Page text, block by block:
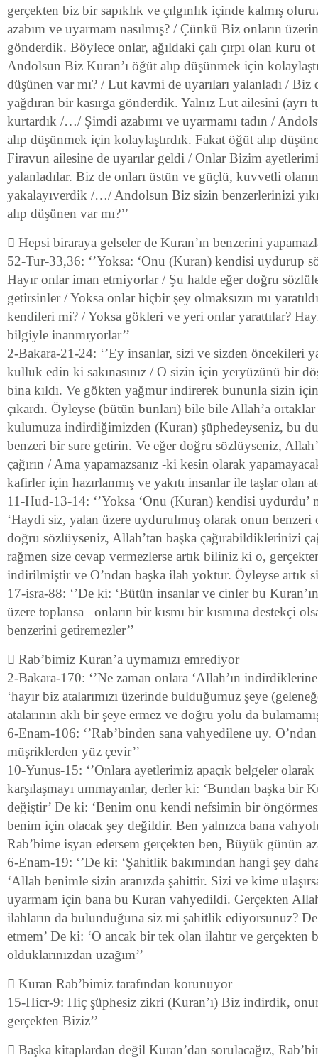
gerçekten biz bir sapıklık ve çılgınlık içinde kalmış
azabım ve uyarmam nasılmış? / Çünkü Biz onların
gönderdik. Böylece onlar, ağıldaki çalı çırpı olan kuru
Andolsun Biz Kuran’ı öğüt alıp düşünmek için
düşünen var mı? / Lut kavmi de uyarıları yalanladı / Biz
yağdıran bir kasırga gönderdik. Yalnız Lut ailesini (ayrı
kurtardık /…/ Şimdi azabımı ve uyarmamı tadın /
alıp düşünmek için kolaylaştırdık. Fakat öğüt alıp
Firavun ailesine de uyarılar geldi / Onlar Bizim
yalanladılar. Biz de onları üstün ve güçlü, kuvvetli
yakalayıverdik /…/ Andolsun Biz sizin benzerlerinizi
alıp düşünen var mı?’’
 Hepsi biraraya gelseler de Kuran’ın benzerini
52-Tur-33,36: ‘’Yoksa: ‘Onu (Kuran) kendisi uydurup
Hayır onlar iman etmiyorlar / Şu halde eğer doğru
getirsinler / Yoksa onlar hiçbir şey olmaksızın mı
kendileri mi? / Yoksa gökleri ve yeri onlar yarattılar?
bilgiyle inanmıyorlar’’
2-Bakara-21-24: ‘’Ey insanlar, sizi ve sizden öncekileri
kulluk edin ki sakınasınız / O sizin için yeryüzünü bir
bina kıldı. Ve gökten yağmur indirerek bununla sizin
çıkardı. Öyleyse (bütün bunları) bile bile Allah’a
kulumuza indirdiğimizden (Kuran) şüphedeyseniz, bu
benzeri bir sure getirin. Ve eğer doğru sözlüyseniz,
çağırın / Ama yapamazsanız -ki kesin olarak
kafirler için hazırlanmış ve yakıtı insanlar ile taşlar olan
11-Hud-13-14: ‘’Yoksa ‘Onu (Kuran) kendisi
‘Haydi siz, yalan üzere uydurulmuş olarak onun benzeri
doğru sözlüyseniz, Allah’tan başka çağırabildiklerinizi
rağmen size cevap vermezlerse artık biliniz ki o,
indirilmiştir ve O’ndan başka ilah yoktur. Öyleyse artık siz
17-isra-88: ‘’De ki: ‘Bütün insanlar ve cinler bu
üzere toplansa –onların bir kısmı bir kısmına destekçi
benzerini getiremezler’’
 Rab’bimiz Kuran’a uymamızı emrediyor
2-Bakara-170: ‘’Ne zaman onlara ‘Allah’ın
‘hayır biz atalarımızı üzerinde bulduğumuz şeye
atalarının aklı bir şeye ermez ve doğru yolu da
6-Enam-106: ‘’Rab’binden sana vahyedilene uy.
müşriklerden yüz çevir’’
10-Yunus-15: ‘’Onlara ayetlerimiz apaçık belgeler
karşılaşmayı ummayanlar, derler ki: ‘Bundan başka bir
değiştir’ De ki: ‘Benim onu kendi nefsimin bir
benim için olacak şey değildir. Ben yalnızca bana
Rab’bime isyan edersem gerçekten ben, Büyük günün
6-Enam-19: ‘’De ki: ‘Şahitlik bakımından hangi şey
‘Allah benimle sizin aranızda şahittir. Sizi ve kime
uyarmam için bana bu Kuran vahyedildi. Gerçekten
ilahların da bulunduğuna siz mi şahitlik ediyorsunuz?
etmem’ De ki: ‘O ancak bir tek olan ilahtır ve gerçekten
olduklarınızdan uzağım’’
 Kuran Rab’bimiz tarafından korunuyor
15-Hicr-9: Hiç şüphesiz zikri (Kuran’ı) Biz indirdik,
gerçekten Biziz’’
 Başka kitaplardan değil Kuran’dan sorulacağız,